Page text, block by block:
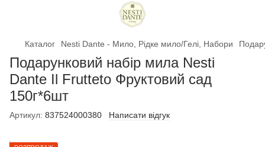
Каталог Nesti Dante - Мило, Рідке мило/Гелі, Набори
Подарунковий набір мила Nesti
Dante Il Frutteto Фруктовий сад
150г*6шт
Артикул: 837524000380 Написати відгук